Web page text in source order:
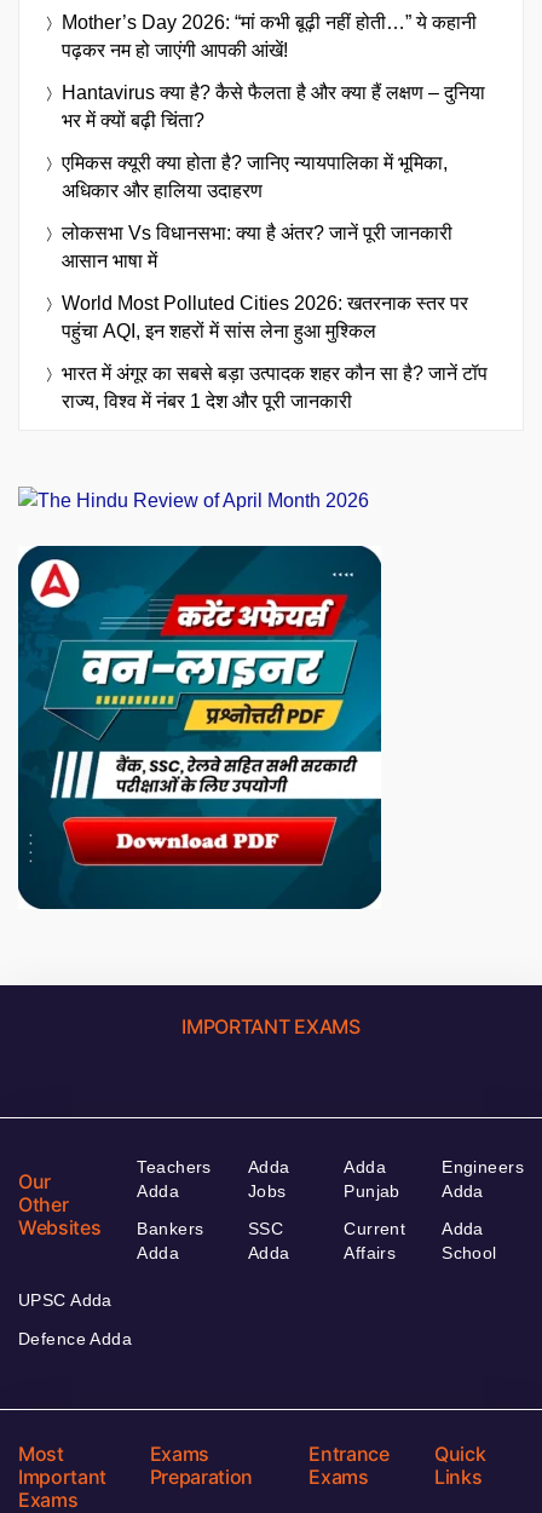
Mother’s Day 2026: “मां कभी बूढ़ी नहीं होती…” ये कहानी
पढ़कर नम हो जाएंगी आपकी आंखें!
Hantavirus क्या है? कैसे फैलता है और क्या हैं लक्षण – दुनिया
भर में क्यों बढ़ी चिंता?
एमिकस क्यूरी क्या होता है? जानिए न्यायपालिका में भूमिका,
अधिकार और हालिया उदाहरण
लोकसभा Vs विधानसभा: क्या है अंतर? जानें पूरी जानकारी
आसान भाषा में
World Most Polluted Cities 2026: खतरनाक स्तर पर
पहुंचा AQI, इन शहरों में सांस लेना हुआ मुश्किल
भारत में अंगूर का सबसे बड़ा उत्पादक शहर कौन सा है? जानें टॉप
राज्य, विश्व में नंबर 1 देश और पूरी जानकारी
IMPORTANT EXAMS
Our
Other
Websites
Teachers
Adda
Bankers
Adda
Adda
Jobs
SSC
Adda
Adda
Punjab
Current
Affairs
Engineers
Adda
Adda
School
UPSC Adda
Defence Adda
Most
Important
Exams
Exams
Preparation
Entrance
Exams
Quick
Links